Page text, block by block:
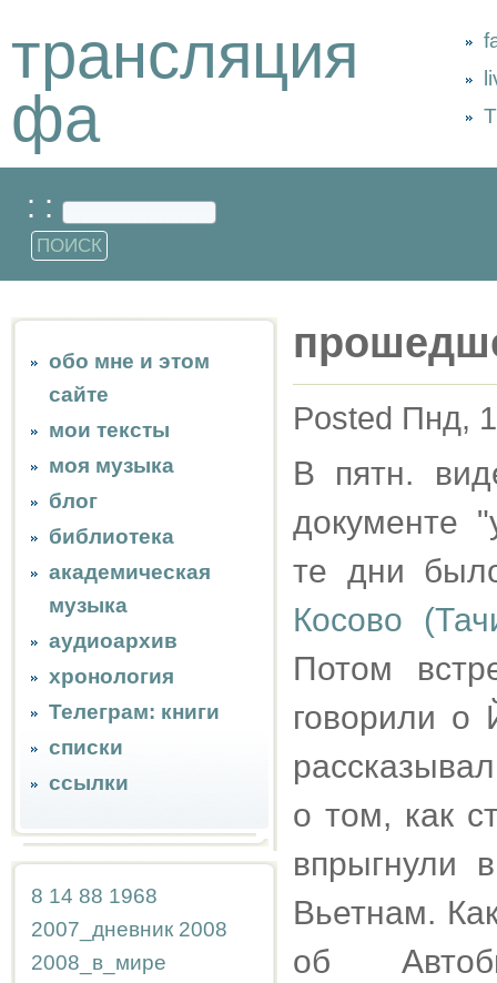
трансляция
фа
: :
обо мне и этом
сайте
мои тексты
моя музыка
блог
библиотека
академическая
музыка
аудиоархив
хронология
Телеграм: книги
списки
ссылки
8 14 88 1968
2007_дневник 2008
2008_в_мире
Posted Пнд,
В пятн.
документе
те дни
Косово
Потом
говорили о
о том, как
впрыгнули
Вьетнам.
об